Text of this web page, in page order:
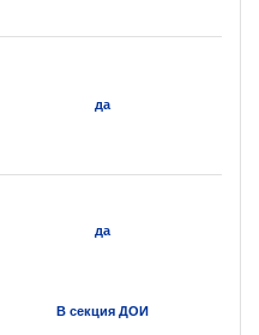
да
да
В секция ДОИ